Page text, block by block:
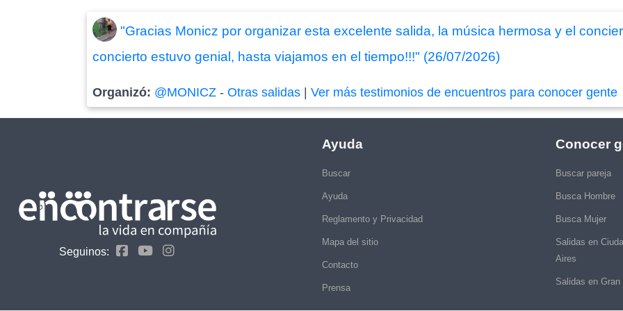
"Gracias Monicz por organizar esta excelente salida, la música hermosa y el
concierto estuvo genial, hasta viajamos en el tiempo!!!" (26/07/2026)
Organizó: @MONICZ -Otras salidas |Ver más testimonios de encuentros para conocer gente
Seguinos:
Ayuda
Buscar
Ayuda
Reglamento y Privacidad
Mapa del sitio
Contacto
Prensa
Conocer
Buscar pareja
Busca Hombre
Busca Mujer
Salidas en
Aires
Salidas en